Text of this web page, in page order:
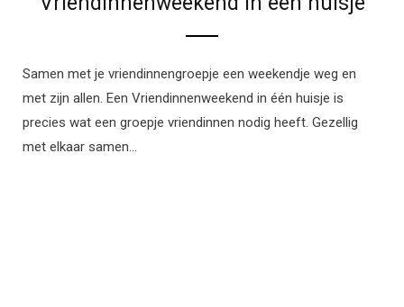
Samen met je vriendinnengroepje een weekendje weg en
met zijn allen. Een Vriendinnenweekend in één huisje is
precies wat een groepje vriendinnen nodig heeft. Gezellig
met elkaar samen…